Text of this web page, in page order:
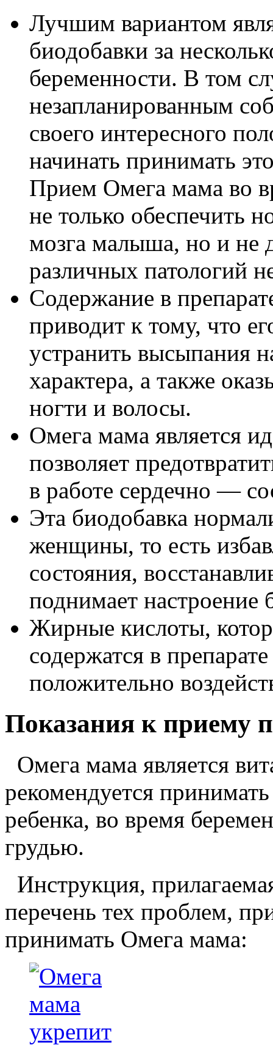
Лучшим вариантом
биодобавки за
беременности. В том
незапланированным
своего интересного
начинать принимать
Прием Омега мама во
не только обеспечить
мозга малыша, но и не
различных патологий
Содержание в
приводит к тому, что
устранить высыпания
характера, а также
ногти и волосы.
Омега мама является
позволяет
в работе сердечно —
Эта биодобавка
женщины, то есть
состояния,
поднимает
Жирные кислоты,
содержатся в
положительно
Показания к приему
Омега мама является
рекомендуется
ребенка, во время
грудью.
Инструкция,
перечень тех проблем,
принимать Омега мама: